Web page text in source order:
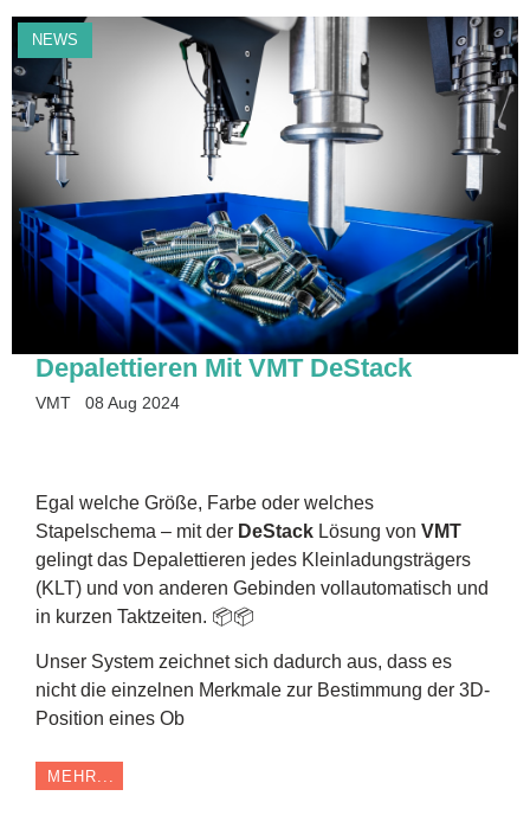
NEWS
Depalettieren Mit VMT DeStack
VMT 08 Aug 2024
Egal welche Größe, Farbe oder welches
Stapelschema – mit der DeStack Lösung von VMT
gelingt das Depalettieren jedes Kleinladungsträgers
(KLT) und von anderen Gebinden vollautomatisch und
in kurzen Taktzeiten. 📦📦
Unser System zeichnet sich dadurch aus, dass es
nicht die einzelnen Merkmale zur Bestimmung der 3D-
Position eines Ob
MEHR...